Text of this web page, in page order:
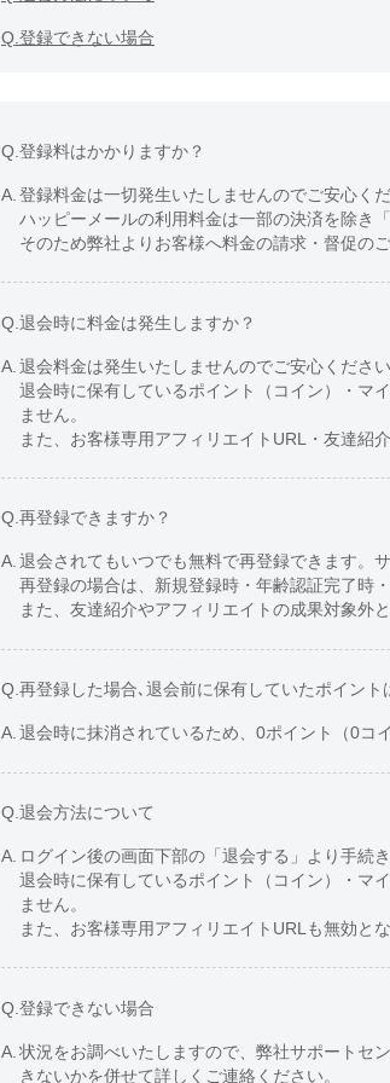
Q. 登録できない場合
Q. 登録料はかかりますか？
A. 登録料金は一切発生いたしませんのでご安心くだ
ハッピーメールの利用料金は一部の決済を除き
そのため弊社よりお客様へ料金の請求・督促の
Q. 退会時に料金は発生しますか？
A. 退会料金は発生いたしませんのでご安心ください
退会時に保有しているポイント（コイン）・マ
ません。
また、お客様専用アフィリエイトURL・友達紹
Q.再登録できますか？
A.退会されてもいつでも無料で再登録できます。
再登録の場合は、新規登録時・年齢認証完了時
また、友達紹介やアフィリエイトの成果対象外と
Q. 再登録した場合､退会前に保有していたポイント
A. 退会時に抹消されているため、0ポイント（0コ
Q. 退会方法について
A. ログイン後の画面下部の「退会する」より手続
退会時に保有しているポイント（コイン）・マ
ません。
また、お客様専用アフィリエイトURLも無効と
Q. 登録できない場合
A. 状況をお調べいたしますので、弊社サポートセ
きないかを併せて詳しくご連絡ください。